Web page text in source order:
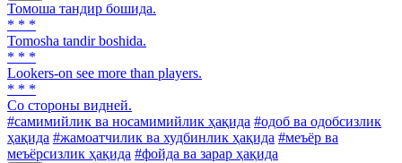
Томоша тандир бошида.
* * *
Tomosha tandir boshida.
* * *
Lookers-on see more than players.
* * *
Co стороны видней.
#самимийлик ва носамимийлик ҳақида #одоб ва одобсизлик
ҳақида #жамоатчилик ва худбинлик ҳақида #меъёр ва
меъёрсизлик ҳақида #фойда ва зарар ҳақида